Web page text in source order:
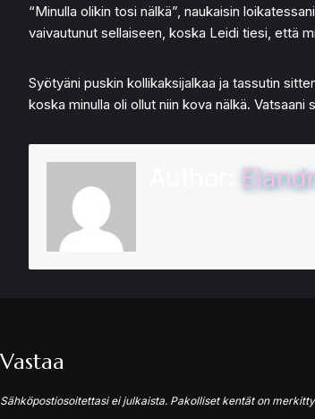
“Minulla olikin tosi nälkä”, naukaisin
vaivautunut sellaiseen, koska Leidi tiesi, että
Syötyäni puskin kollikaksijalkaa ja tassutin
koska minulla oli ollut niin kova nälkä.
Vastaa
Sähköpostiosoitettasi ei julkaista. Pakolliset kentät on merkitty